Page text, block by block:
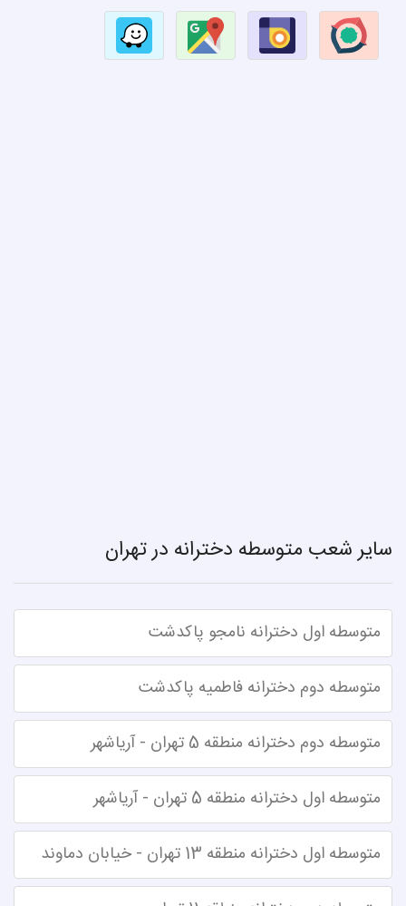
سایر شعب متوسطه دخترانه در تهران
متوسطه اول دخترانه نامجو پاکدشت
متوسطه دوم دخترانه فاطمیه پاکدشت
متوسطه دوم دخترانه منطقه 5 تهران - آریاشهر
متوسطه اول دخترانه منطقه 5 تهران - آریاشهر
متوسطه اول دخترانه منطقه 13 تهران - خیابان دماوند